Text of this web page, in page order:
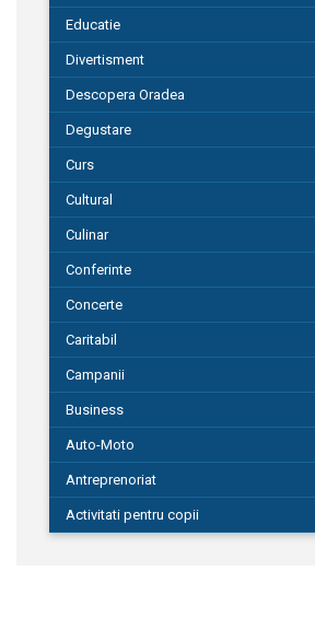
Educatie
Divertisment
Descopera Oradea
Degustare
Curs
Cultural
Culinar
Conferinte
Concerte
Caritabil
Campanii
Business
Auto-Moto
Antreprenoriat
Activitati pentru copii